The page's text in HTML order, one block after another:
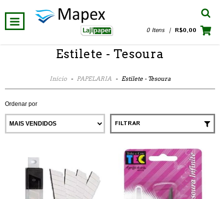
0 Itens | R$0,00
Estilete - Tesoura
Início - PAPELARIA - Estilete - Tesoura
Ordenar por
FILTRAR